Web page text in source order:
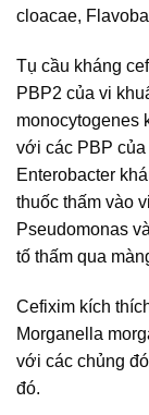
cloacae,
Tụ cầu kháng
PBP2 của vi
monocytogenes
với các PBP của
Enterobacter
thuốc thấm vào
Pseudomonas
tố thấm qua
Cefixim kích
Morganella
với các chủng
đó.